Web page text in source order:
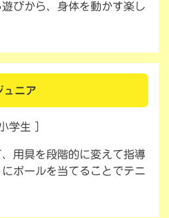
びから、身体を動かす楽し
ュニア
学生 ］
用具を段階的に変えて指導
ボールを当てることでテニ